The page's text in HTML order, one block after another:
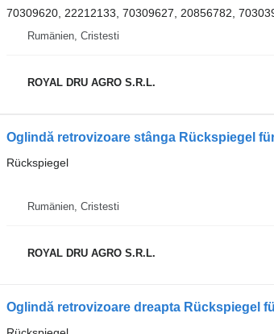
70309620, 22212133, 70309627, 20856782,
Rumänien, Cristesti
ROYAL DRU AGRO S.R.L.
Oglindă retrovizoare stânga Rückspiegel
Rückspiegel
Rumänien, Cristesti
ROYAL DRU AGRO S.R.L.
Oglindă retrovizoare dreapta Rückspiegel